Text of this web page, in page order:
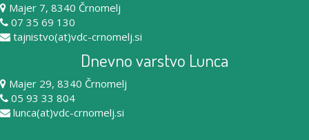
Majer 7, 8340 Črnomelj
07 35 69 130
tajnistvo(at)vdc-crnomelj.si
Dnevno varstvo Lunca
Majer 29, 8340 Črnomelj
05 93 33 804
lunca(at)vdc-crnomelj.si